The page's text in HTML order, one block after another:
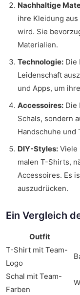
Nachhaltige
ihre Kleidung
wird. Sie
Materialien.
Technologie: Die
Leidenschaft
und Apps, um
Accessoires: Die
Schals, sondern
Handschuhe und
DIY-Styles: Viele
malen T-Shirts,
Accessoires. Es
auszudrücken.
Ein Vergleich
Outfit
T-Shirt mit Team-
Logo
Schal mit Team-
Farben